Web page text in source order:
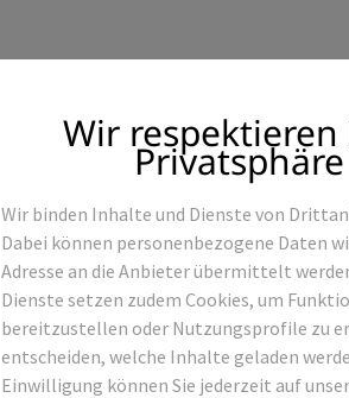
Produkte
LED-LEUCHTSCHILDER
Wir respektieren
Privatsphäre
Wir binden Inhalte und Dienste von
Dabei können personenbezogene Daten
Adresse an die Anbieter übermittelt
Dienste setzen zudem Cookies, um
bereitzustellen oder Nutzungsprofile zu
entscheiden, welche Inhalte geladen
Einwilligung können Sie jederzeit auf